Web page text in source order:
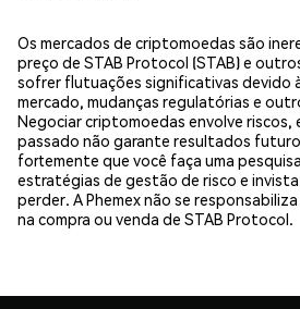
Os mercados de criptomoedas são
preço de STAB Protocol (STAB) e
sofrer flutuações significativas devido
mercado, mudanças regulatórias e
Negociar criptomoedas envolve riscos,
passado não garante resultados
fortemente que você faça uma
estratégias de gestão de risco e
perder. A Phemex não se
na compra ou venda de STAB Protocol.